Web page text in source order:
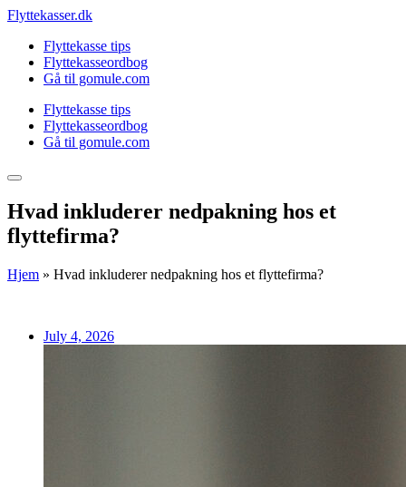
Skip
content
Flyttekasser.dk
Flyttekasse tips
Flyttekasseordbog
Gå til gomule.com
Flyttekasse tips
Flyttekasseordbog
Gå til gomule.com
Hvad inkluderer nedpakning hos et
flyttefirma?
Hjem » Hvad inkluderer nedpakning hos et flyttefirma?
July 4, 2026